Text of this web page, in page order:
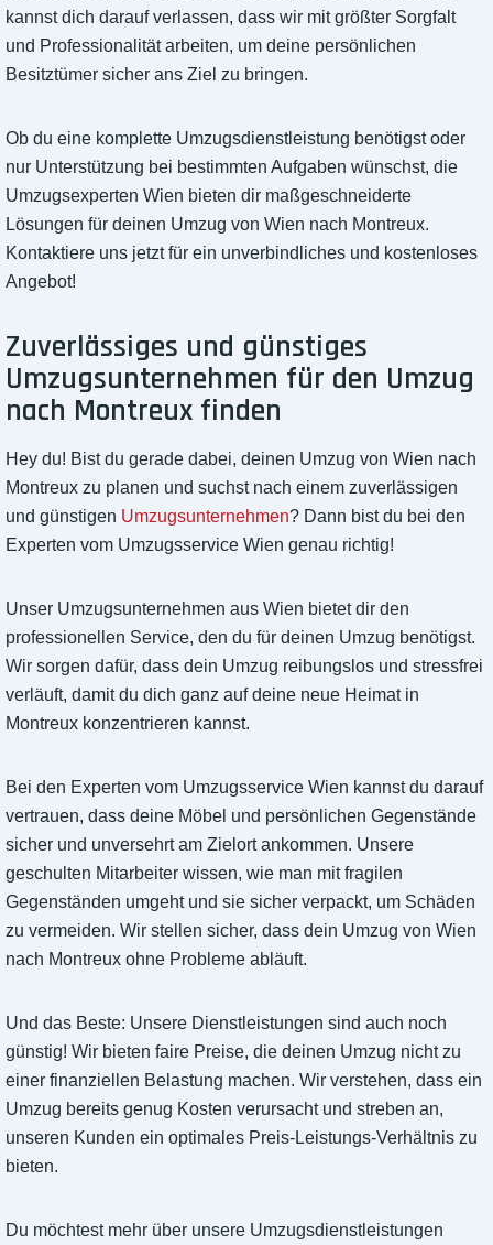
kannst dich darauf verlassen, dass wir mit größter Sorgfalt
und Professionalität arbeiten, um deine persönlichen
Besitztümer sicher ans Ziel zu bringen.
Ob du eine komplette Umzugsdienstleistung benötigst oder
nur Unterstützung bei bestimmten Aufgaben wünschst, die
Umzugsexperten Wien bieten dir maßgeschneiderte
Lösungen für deinen Umzug von Wien nach Montreux.
Kontaktiere uns jetzt für ein unverbindliches und kostenloses
Angebot!
Zuverlässiges und günstiges
Umzugsunternehmen für den Umzug
nach Montreux finden
Hey du! Bist du gerade dabei, deinen Umzug von Wien nach
Montreux zu planen und suchst nach einem zuverlässigen
und günstigen Umzugsunternehmen? Dann bist du bei den
Experten vom Umzugsservice Wien genau richtig!
Unser Umzugsunternehmen aus Wien bietet dir den
professionellen Service, den du für deinen Umzug benötigst.
Wir sorgen dafür, dass dein Umzug reibungslos und stressfrei
verläuft, damit du dich ganz auf deine neue Heimat in
Montreux konzentrieren kannst.
Bei den Experten vom Umzugsservice Wien kannst du darauf
vertrauen, dass deine Möbel und persönlichen Gegenstände
sicher und unversehrt am Zielort ankommen. Unsere
geschulten Mitarbeiter wissen, wie man mit fragilen
Gegenständen umgeht und sie sicher verpackt, um Schäden
zu vermeiden. Wir stellen sicher, dass dein Umzug von Wien
nach Montreux ohne Probleme abläuft.
Und das Beste: Unsere Dienstleistungen sind auch noch
günstig! Wir bieten faire Preise, die deinen Umzug nicht zu
einer finanziellen Belastung machen. Wir verstehen, dass ein
Umzug bereits genug Kosten verursacht und streben an,
unseren Kunden ein optimales Preis-Leistungs-Verhältnis zu
bieten.
Du möchtest mehr über unsere Umzugsdienstleistungen